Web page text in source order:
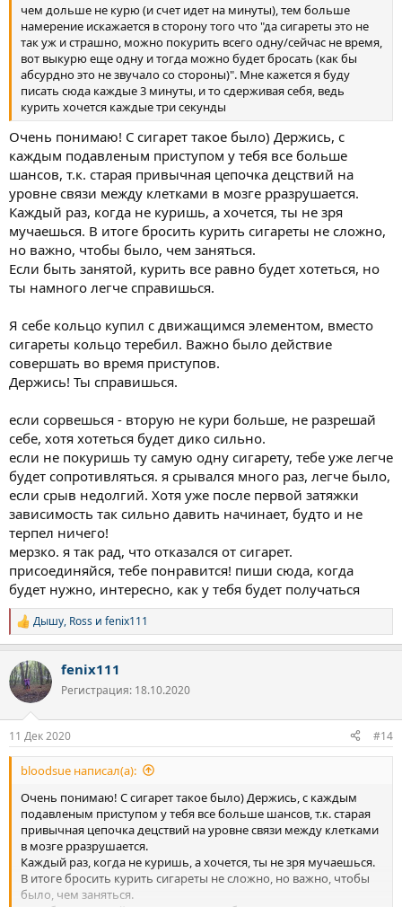
чем дольше не курю (и счет идет на минуты), тем больше
намерение искажается в сторону того что "да сигареты это не
так уж и страшно, можно покурить всего одну/сейчас не время,
вот выкурю еще одну и тогда можно будет бросать (как бы
абсурдно это не звучало со стороны)". Мне кажется я буду
писать сюда каждые 3 минуты, и то сдерживая себя, ведь
курить хочется каждые три секунды
Очень понимаю! С сигарет такое было) Держись, с
каждым подавленым приступом у тебя все больше
шансов, т.к. старая привычная цепочка децствий на
уровне связи между клетками в мозге рразрушается.
Каждый раз, когда не куришь, а хочется, ты не зря
мучаешься. В итоге бросить курить сигареты не сложно,
но важно, чтобы было, чем заняться.
Если быть занятой, курить все равно будет хотеться, но
ты намного легче справишься.
Я себе кольцо купил с движащимся элементом, вместо
сигареты кольцо теребил. Важно было действие
совершать во время приступов.
Держись! Ты справишься.
если сорвешься - вторую не кури больше, не разрешай
себе, хотя хотеться будет дико сильно.
если не покуришь ту самую одну сигарету, тебе уже легче
будет сопротивляться. я срывался много раз, легче было,
если срыв недолгий. Хотя уже после первой затяжки
зависимость так сильно давить начинает, будто и не
терпел ничего!
мерзко. я так рад, что отказался от сигарет.
присоединяйся, тебе понравится! пиши сюда, когда
будет нужно, интересно, как у тебя будет получаться
Р
е
к
ц
и
Дышу, Ross и fenix111
fenix111
Регистрация: 18.10.2020
11 Дек 2020 #14
bloodsue написал(а):
Очень понимаю! С сигарет такое было) Держись, с каждым
подавленым приступом у тебя все больше шансов, т.к. старая
привычная цепочка децствий на уровне связи между клетками
в мозге рразрушается.
Каждый раз, когда не куришь, а хочется, ты не зря мучаешься.
В итоге бросить курить сигареты не сложно, но важно, чтобы
было, чем заняться.